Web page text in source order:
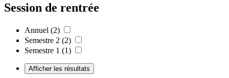
Session de rentrée
Annuel (2)
Semestre 2 (2)
Semestre 1 (1)
Afficher les résultats